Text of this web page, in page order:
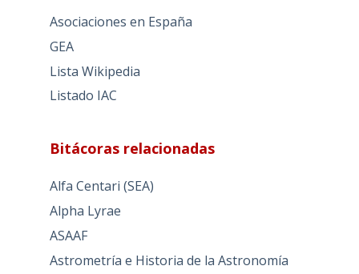
Asociaciones en España
GEA
Lista Wikipedia
Listado IAC
Bitácoras relacionadas
Alfa Centari (SEA)
Alpha Lyrae
ASAAF
Astrometría e Historia de la Astronomía